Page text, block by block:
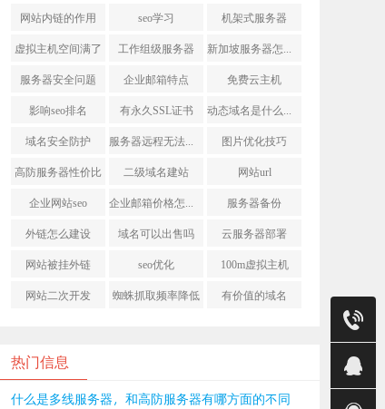
网站内链的作用 seo学习 机架式服务器
虚拟主机空间满了 工作组级服务器
服务器安全问题 企业邮箱特点 免费云主机
影响seo排名 有永久SSL证书
域名安全防护 图片优化技巧
高防服务器性价比 二级域名建站 网站url
企业网站seo 服务器备份
外链怎么建设 域名可以出售吗 云服务器部署
网站被挂外链 seo优化 100m虚拟主机
网站二次开发 蜘蛛抓取频率降低 有价值的域名
热门信息
什么是多线服务器，和高防服务器有哪方面的不同
售前
销售(金)